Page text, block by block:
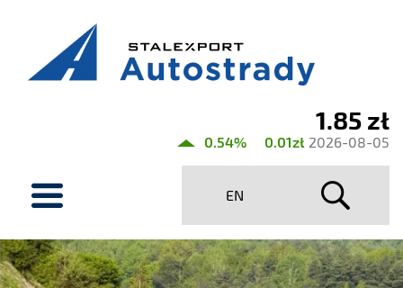
Stalexport
SA
1.85 zł
0.54% 0.01zł 2026-08-05
EN